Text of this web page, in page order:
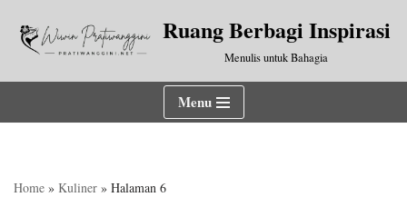
Lompat
Ruang Berbagi Inspirasi
Menulis untuk Bahagia
Menu
Home » Kuliner » Halaman 6